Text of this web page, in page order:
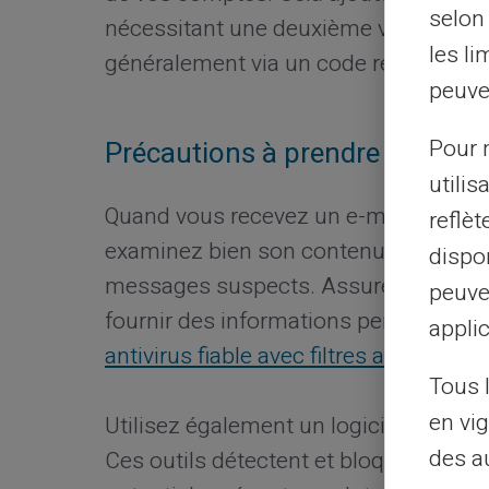
nécessitant une deuxième
généralement via un code reçu par
Précautions à prendre dans
Quand vous recevez un e-mail ou
examinez bien son contenu. Évitez
messages suspects. Assurez-vous
fournir des informations
antivirus fiable avec filtres anti-phishing
Utilisez également un logiciel
Ces outils détectent et bloquent
les
Pour
Tous
en
des